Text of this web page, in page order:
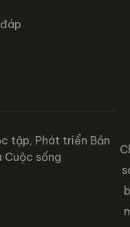
tập, Phát triển Bản
Cuộc sống